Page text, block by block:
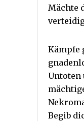
Mächte
Kämpfe
Untoten
Begib